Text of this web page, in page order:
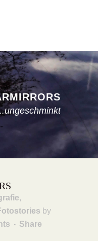
,
by
Share